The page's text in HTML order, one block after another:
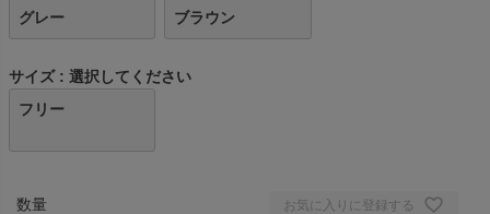
グレー ブラウン
サイズ
選択してください
フリー
お気に入りに登録する